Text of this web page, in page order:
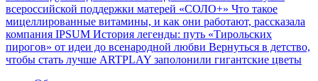
всероссийской поддержки матерей «СОЛО+» Что такое
мицеллированные витамины, и как они работают, рассказала
компания IPSUM История легенды: путь «Тирольских
пирогов» от идеи до всенародной любви Вернуться в детство,
чтобы стать лучше ARTPLAY заполонили гигантские цветы